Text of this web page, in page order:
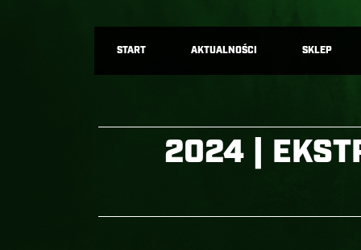
START AKTUALNOŚCI SKLEP
2024 |